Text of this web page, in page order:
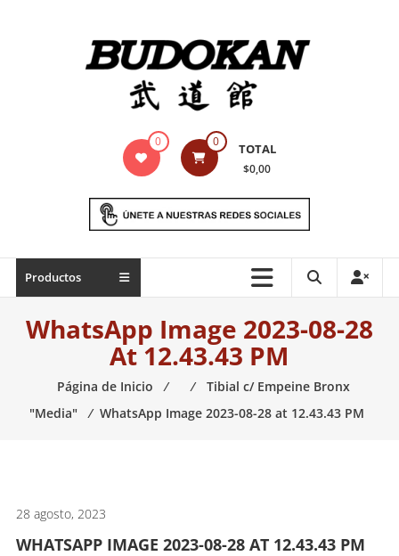
Indumentaria
marciales
Todo
necesario
para
artes
0 0 TOTAL
$0,00
Productos
WhatsApp Image 2023-08-28
At 12.43.43 PM
Página de Inicio ⁄ ⁄
Tibial c/ Empeine Bronx
"Media"
⁄ WhatsApp Image 2023-08-28 at 12.43.43 PM
28 agosto, 2023
WHATSAPP IMAGE 2023-08-28 AT 12.43.43 PM